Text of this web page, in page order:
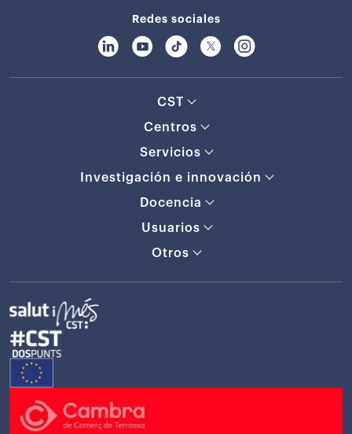
Redes sociales
CST
Centros
Servicios
Investigación e innovación
Docencia
Usuarios
Otros